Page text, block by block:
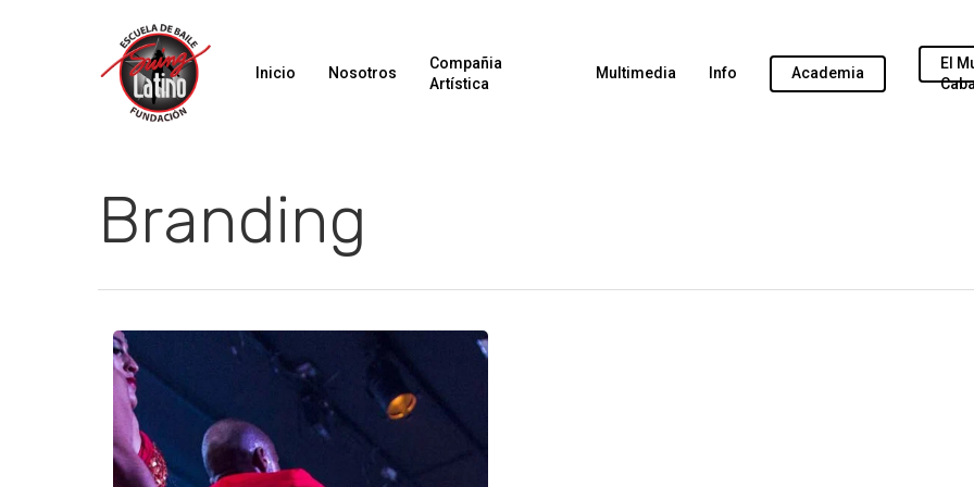
Inicio Nosotros
Compañia
Artística
Multimedia Info Academia
El
Branding